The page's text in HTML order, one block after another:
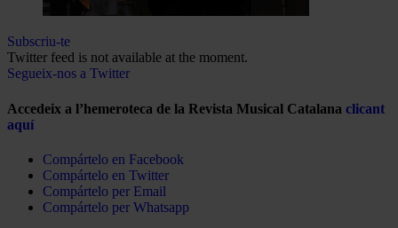
Subscriu-te
Twitter feed is not available at the moment.
Segueix-nos a Twitter
Accedeix a l’hemeroteca de la Revista Musical Catalana clicant
aquí
Compártelo en Facebook
Compártelo en Twitter
Compártelo per Email
Compártelo per Whatsapp